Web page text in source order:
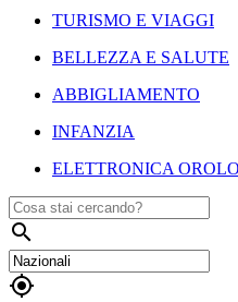
TURISMO E VIAGGI
BELLEZZA E SALUTE
ABBIGLIAMENTO
INFANZIA
ELETTRONICA

